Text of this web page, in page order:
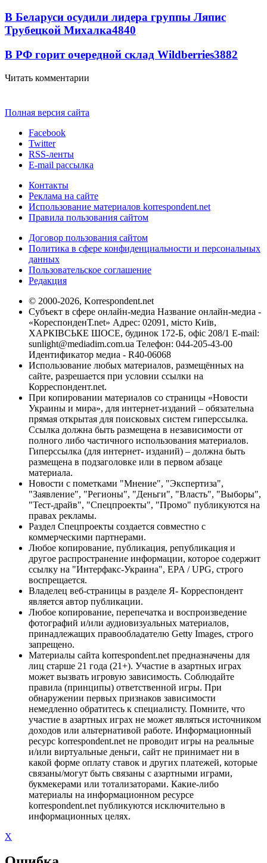
В Беларуси осудили лидера группы Ляпис
Трубецкой Михалка4840
В РФ горит очередной склад Wildberries3882
Читать комментарии
Полная версия сайта
Facebook
Twitter
RSS-ленты
E-mail рассылка
Контакты
Реклама на сайте
Использование материалов korrespondent.net
Правила пользования сайтом
Договор пользования сайтом
Политика в сфере конфиденциальности и персональных
данных
Пользовательское соглашение
Редакция
© 2000-2026, Korrespondent.net
Субъект в сфере онлайн-медиа Название онлайн-медиа -
«КореспонденТ.net» Адрес: 02091, місто Київ,
ХАРКІВСЬКЕ ШОСЕ, будинок 172-Б, офіс 208/1 E-mail:
sunlight@mediadim.com.ua Телефон: 044-205-43-00
Идентификатор медиа - R40-06068
Использование любых материалов, размещённых на
сайте, разрешается при условии ссылки на
Корреспондент.net.
При копировании материалов со страницы «Новости
Украины и мира», для интернет-изданий – обязательна
прямая открытая для поисковых систем гиперссылка.
Ссылка должна быть размещена в независимости от
полного либо частичного использования материалов.
Гиперссылка (для интернет- изданий) – должна быть
размещена в подзаголовке или в первом абзаце
материала.
Новости с пометками "Мнение", "Экспертиза",
"Заявление", "Регионы", "Деньги", "Власть", "Выборы",
"Тест-драйв", "Спецпроекты", "Промо" публикуются на
правах рекламы.
Раздел Спецпроекты создается совместно с
коммерческими партнерами.
Любое копирование, публикация, републикация и
другое распространение информации, которое содержит
ссылку на "Интерфакс-Украина", EPA / UPG, строго
воспрещается.
Владелец веб-страницы в разделе Я- Корреспондент
является автор публикации.
Любое копирование, перепечатка и воспроизведение
фотографий и/или аудиовизуальных материалов,
принадлежащих правообладателю Getty Images, строго
запрещено.
Материалы сайта korrespondent.net предназначены для
лиц старше 21 года (21+). Участие в азартных играх
может вызвать игровую зависимость. Соблюдайте
правила (принципы) ответственной игры. При
обнаружении первых признаков зависимости
немедленно обратитесь к специалисту. Помните, что
участие в азартных играх не может являться источником
доходов или альтернативой работе. Информационный
ресурс korrespondent.net не проводит игры на реальные
и/или виртуальные деньги, сайт не принимает ни в
какой форме оплату ставок и других платежей, которые
связаны/могут быть связаны с азартными играми,
букмекерами или тотализаторами. Какие-либо
материалы на информационном ресурсе
korrespondent.net публикуются исключительно в
информационных целях.
X